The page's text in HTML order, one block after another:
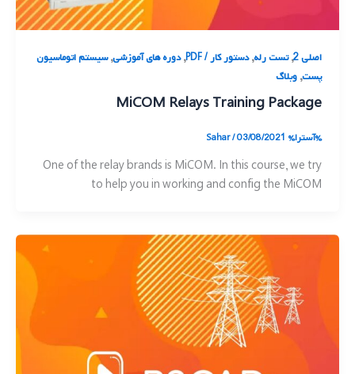
اصلی 2 ,تست رله,دستور کار / PDF ,دوره های آموزشی,سیستم اتوماسیون
پست, وبلاگ
MiCOM Relays Training Package
%آسترا% Sahar/03/08/2021
One of the relay brands is MiCOM. In this course, we try
to help you in working and config the MiCOM